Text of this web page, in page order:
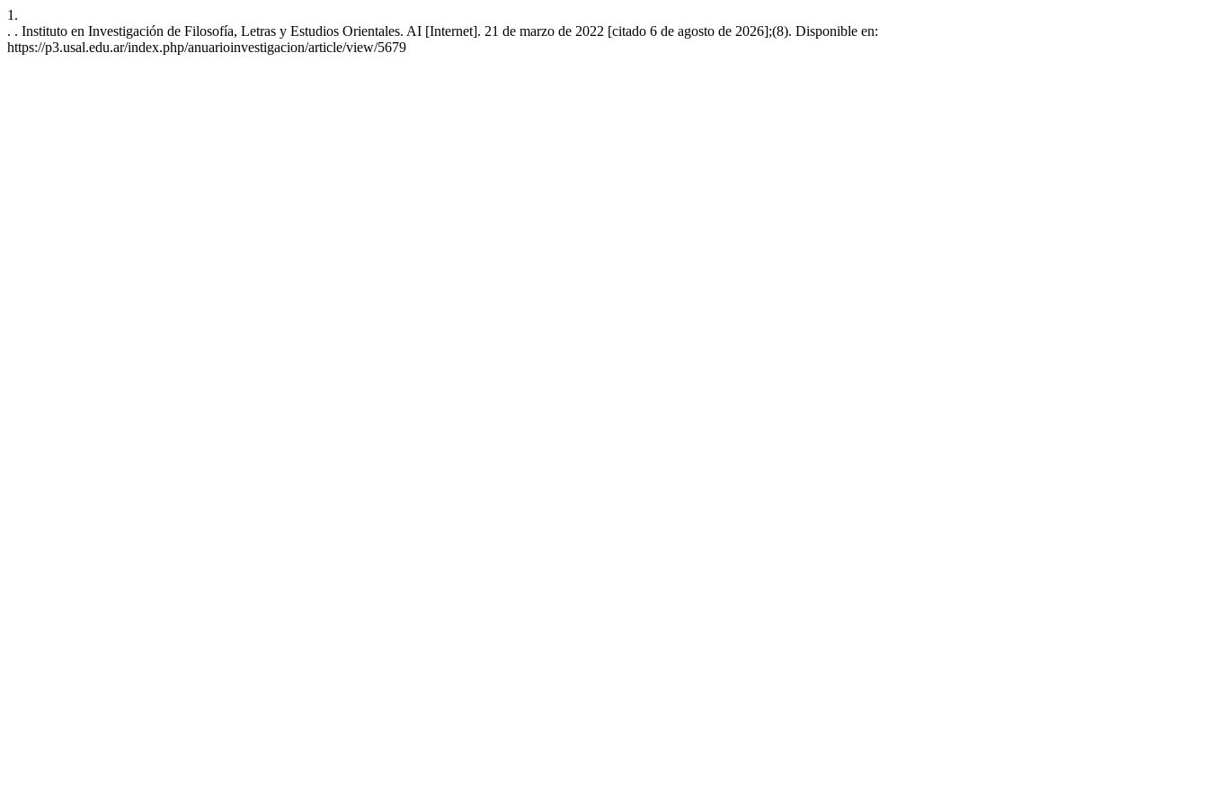
1.
. . Instituto en Investigación de Filosofía, Letras y Estudios Orientales. AI [Internet]. 21 de marzo de 2022 [citado 6 de agosto de 2026];(8). Disponible en:
https://p3.usal.edu.ar/index.php/anuarioinvestigacion/article/view/5679